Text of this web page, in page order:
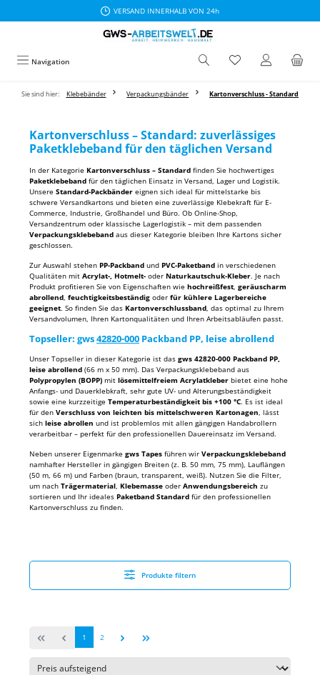
VERSAND INNERHALB VON 24h
Navigation
Sie sind hier: Klebebänder Verpackungsbänder Kartonverschluss - Standard
Kartonverschluss – Standard: zuverlässiges
Paketklebeband für den täglichen Versand
In der Kategorie Kartonverschluss – Standard finden Sie hochwertiges
Paketklebeband für den täglichen Einsatz in Versand, Lager und Logistik.
Unsere Standard-Packbänder eignen sich ideal für mittelstarke bis
schwere Versandkartons und bieten eine zuverlässige Klebekraft für E-
Commerce, Industrie, Großhandel und Büro. Ob Online-Shop,
Versandzentrum oder klassische Lagerlogistik – mit dem passenden
Verpackungsklebeband aus dieser Kategorie bleiben Ihre Kartons sicher
geschlossen.
Zur Auswahl stehen PP-Packband und PVC-Paketband in verschiedenen
Qualitäten mit Acrylat-, Hotmelt- oder Naturkautschuk-Kleber. Je nach
Produkt profitieren Sie von Eigenschaften wie hochreißfest, geräuscharm
abrollend, feuchtigkeitsbeständig oder für kühlere Lagerbereiche
geeignet. So finden Sie das Kartonverschlussband, das optimal zu Ihrem
Versandvolumen, Ihren Kartonqualitäten und Ihren Arbeitsabläufen passt.
Topseller: gws42820-000 Packband PP, leise abrollend
Unser Topseller in dieser Kategorie ist das gws 42820-000 Packband PP,
leise abrollend (66 m x 50 mm). Das Verpackungsklebeband aus
Polypropylen (BOPP) mit lösemittelfreiem Acrylatkleber bietet eine hohe
Anfangs- und Dauerklebkraft, sehr gute UV- und Alterungsbeständigkeit
sowie eine kurzzeitige Temperaturbeständigkeit bis +100 °C. Es ist ideal
für den Verschluss von leichten bis mittelschweren Kartonagen , lässt
sich leise abrollen und ist problemlos mit allen gängigen Handabrollern
verarbeitbar – perfekt für den professionellen Dauereinsatz im Versand.
Neben unserer Eigenmarke gws Tapes führen wir Verpackungsklebeband
namhafter Hersteller in gängigen Breiten (z. B. 50 mm, 75 mm), Lauflängen
(50 m, 66 m) und Farben (braun, transparent, weiß). Nutzen Sie die Filter,
um nach Trägermaterial Klebemasse oder Anwendungsbereich zu
sortieren und Ihr ideales Paketband Standard für den professionellen
Kartonverschluss zu finden.
Produkte filtern
Seite
1 Seite
2